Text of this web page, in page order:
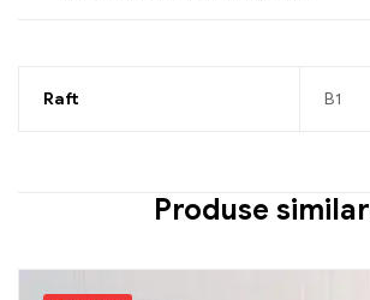
Raft B1
Produse